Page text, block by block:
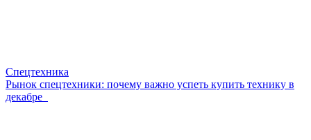
Спецтехника
Рынок спецтехники: почему важно успеть купить технику в
декабре